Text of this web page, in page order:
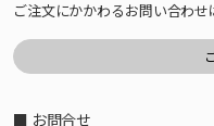
ご注文にかかわるお問い合わせ
■ お問合せ